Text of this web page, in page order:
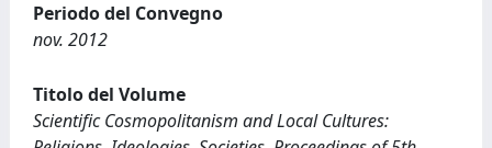
Periodo del Convegno
nov. 2012
Titolo del Volume
Scientific Cosmopolitanism and Local Cultures: